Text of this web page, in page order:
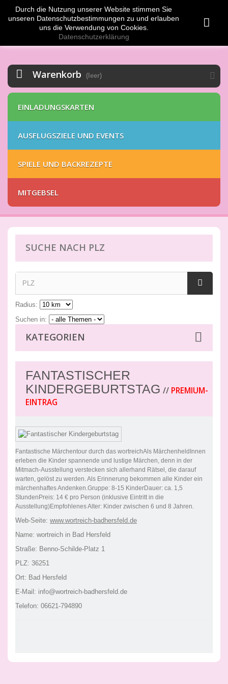
EUR
Warenkorb (leer)
EINLADUNGSKARTEN
AUSFLUGSZIELE UND EVENTS
SPIELE UND BACKREZEPTE
MITGEBSEL
SUCHE NACH PLZ
Radius:
Suchen in:
KATEGORIEN
FANTASTISCHER
KINDERGEBURTSTAG // PREMIUM-
EINTRAG
Fantastische Märchentour durch das wortreichAls MärchenheldInnen
erleben die Kinder spannende und lustige Märchen, denn in der
Mitmach-Ausstellung verstecken sich allerhand Rätsel, die darauf
warten, gelöst zu werden. Als Erinnerung bekommen alle Kinder ein
märchenhaftes Andenken.Gruppe: 8-15 KinderDauer: ca. 1,5
StundenPreis: 14 € pro Person (inklusive Eintritt in die
Ausstellung)Empfohlenes Alter: Kinder zwischen 6 und 8 Jahren.
Web-Seite: www.wortreich-badhersfeld.de
Name: wortreich in Bad Hersfeld
Straße: Benno-Schilde-Platz 1
PLZ: 36251
Ort: Bad Hersfeld
E-Mail: info@wortreich-badhersfeld.de
Telefon: 06621-794890
Durch die Nutzung unserer Website stimmen Sie
unseren Datenschutzbestimmungen zu und erlauben
uns die Verwendung von Cookies.
Datenschutzerklärung